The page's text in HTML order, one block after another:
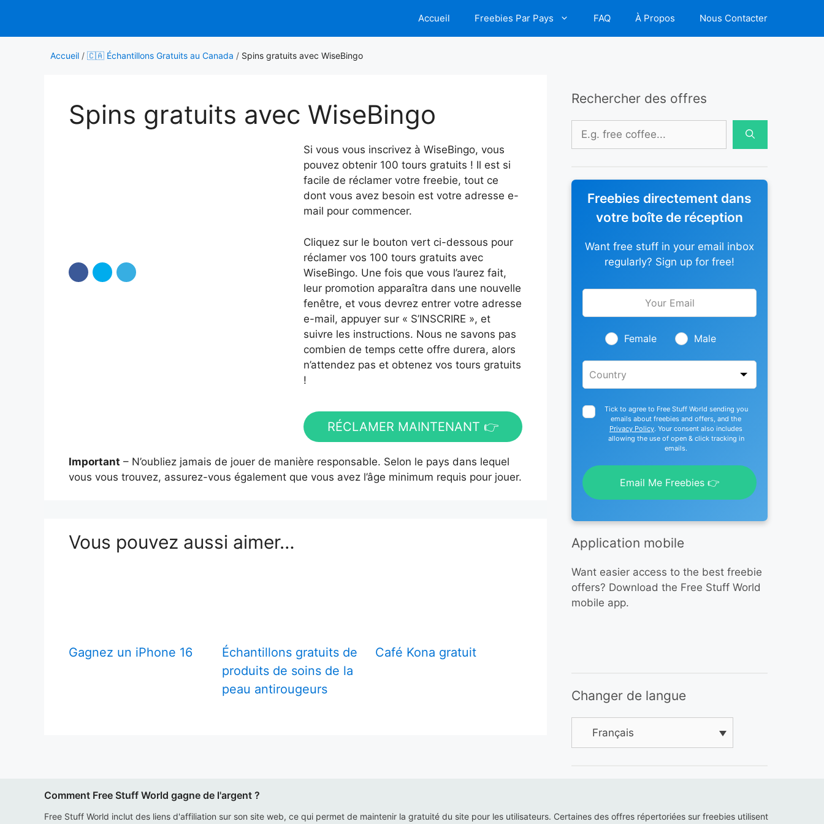
contenu
Accueil Freebies Par Pays FAQ À Propos Nous Contacter
Accueil / 🇨🇦 Échantillons Gratuits au Canada / Spins gratuits avec WiseBingo
Spins gratuits avec WiseBingo
Si vous vous inscrivez à WiseBingo, vous
pouvez obtenir 100 tours gratuits ! Il est si
facile de réclamer votre freebie, tout ce
dont vous avez besoin est votre adresse e-
mail pour commencer.
Cliquez sur le bouton vert ci-dessous pour
réclamer vos 100 tours gratuits avec
WiseBingo. Une fois que vous l’aurez fait,
leur promotion apparaîtra dans une nouvelle
fenêtre, et vous devrez entrer votre adresse
e-mail, appuyer sur « S’INSCRIRE », et
suivre les instructions. Nous ne savons pas
combien de temps cette offre durera, alors
n’attendez pas et obtenez vos tours gratuits
!
RÉCLAMER MAINTENANT 👉
Important – N’oubliez jamais de jouer de manière responsable. Selon le pays dans lequel
vous vous trouvez, assurez-vous également que vous avez l’âge minimum requis pour jouer.
Vous pouvez aussi aimer…
Gagnez un iPhone 16
Échantillons gratuits de
produits de soins de la
peau antirougeurs
Café Kona gratuit
Rechercher des offres
Rechercher :
Freebies directement dans
votre boîte de réception
Want free stuff in your email inbox
regularly? Sign up for free!
Leave
blank
Female Male
Tick to agree to Free Stuff World sending you
emails about freebies and offers, and the
Privacy Policy. Your consent also includes
allowing the use of open & click tracking in
emails.
Email Me Freebies 👉
Application mobile
Want easier access to the best freebie
offers? Download the Free Stuff World
mobile app.
Changer de langue
Français
Comment Free Stuff World gagne de l'argent ?
Free Stuff World inclut des liens d'affiliation sur son site web, ce qui permet de maintenir la gratuité du site pour les utilisateurs. Certaines des offres répertoriées sur freebies utilisent